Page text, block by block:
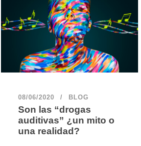
08/06/2020 BLOG
Son las “drogas
auditivas” ¿un mito o
una realidad?